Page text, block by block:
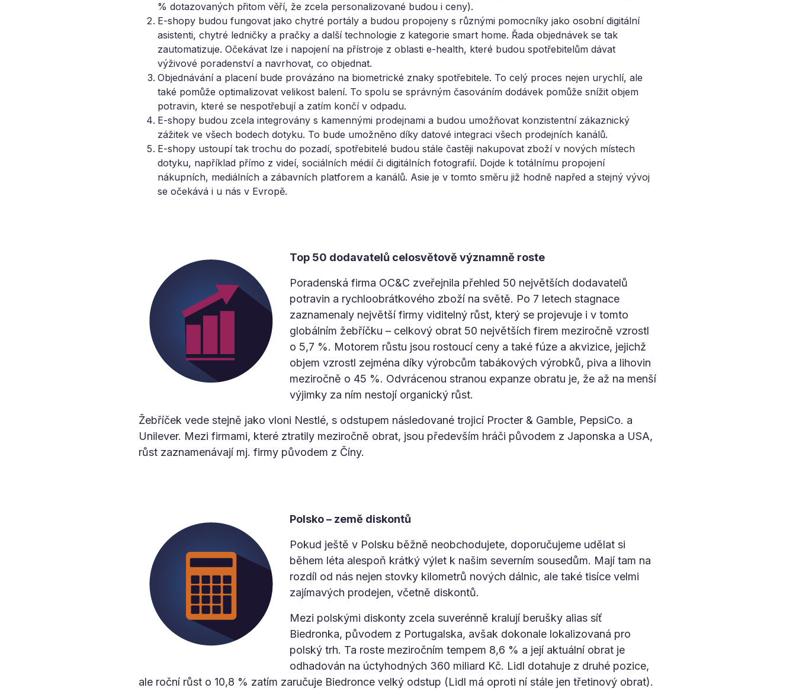
% dotazovaných přitom věří, že zcela personalizované budou i ceny).
E-shopy budou fungovat jako chytré portály a budou propojeny s různými pomocníky jako osobní digitální
asistenti, chytré ledničky a pračky a další technologie z kategorie smart home. Řada objednávek se tak
zautomatizuje. Očekávat lze i napojení na přístroje z oblasti e-health, které budou spotřebitelům dávat
výživové poradenství a navrhovat, co objednat.
Objednávání a placení bude provázáno na biometrické znaky spotřebitele. To celý proces nejen urychlí, ale
také pomůže optimalizovat velikost balení. To spolu se správným časováním dodávek pomůže snížit objem
potravin, které se nespotřebují a zatím končí v odpadu.
E-shopy budou zcela integrovány s kamennými prodejnami a budou umožňovat konzistentní zákaznický
zážitek ve všech bodech dotyku. To bude umožněno díky datové integraci všech prodejních kanálů.
E-shopy ustoupí tak trochu do pozadí, spotřebitelé budou stále častěji nakupovat zboží v nových místech
dotyku, například přímo z videí, sociálních médií či digitálních fotografií. Dojde k totálnímu propojení
nákupních, mediálních a zábavních platforem a kanálů. Asie je v tomto směru již hodně napřed a stejný vývoj
se očekává i u nás v Evropě.
Top 50 dodavatelů celosvětově významně roste
Poradenská firma OC&C zveřejnila přehled 50 největších dodavatelů
potravin a rychloobrátkového zboží na světě. Po 7 letech stagnace
zaznamenaly největší firmy viditelný růst, který se projevuje i v tomto
globálním žebříčku – celkový obrat 50 největších firem meziročně vzrostl
o 5,7 %. Motorem růstu jsou rostoucí ceny a také fúze a akvizice, jejichž
objem vzrostl zejména díky výrobcům tabákových výrobků, piva a lihovin
meziročně o 45 %. Odvrácenou stranou expanze obratu je, že až na menší
výjimky za ním nestojí organický růst.
Žebříček vede stejně jako vloni Nestlé, s odstupem následované trojicí Procter & Gamble, PepsiCo. a
Unilever. Mezi firmami, které ztratily meziročně obrat, jsou především hráči původem z Japonska a USA,
růst zaznamenávají mj. firmy původem z Číny.
Polsko – země diskontů
Pokud ještě v Polsku běžně neobchodujete, doporučujeme udělat si
během léta alespoň krátký výlet k našim severním sousedům. Mají tam na
rozdíl od nás nejen stovky kilometrů nových dálnic, ale také tisíce velmi
zajímavých prodejen, včetně diskontů.
Mezi polskými diskonty zcela suverénně kralují berušky alias síť
Biedronka, původem z Portugalska, avšak dokonale lokalizovaná pro
polský trh. Ta roste meziročním tempem 8,6 % a její aktuální obrat je
odhadován na úctyhodných 360 miliard Kč. Lidl dotahuje z druhé pozice,
ale roční růst o 10,8 % zatím zaručuje Biedronce velký odstup (Lidl má oproti ní stále jen třetinový obrat).